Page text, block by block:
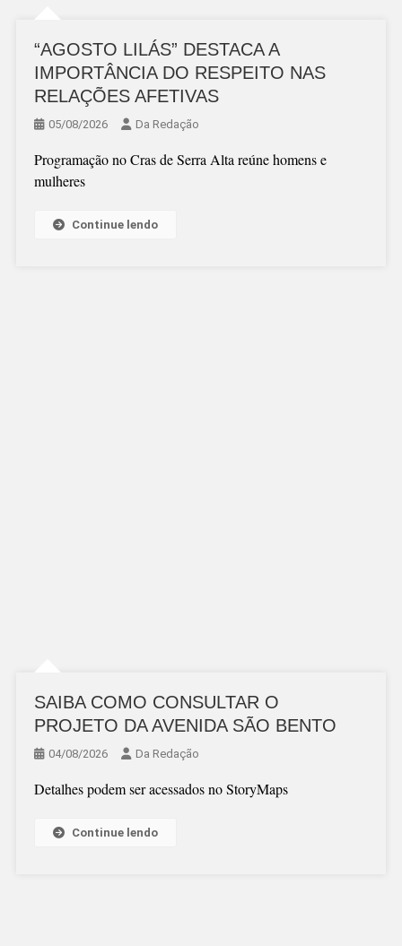
“AGOSTO LILÁS” DESTACA A
IMPORTÂNCIA DO RESPEITO NAS
RELAÇÕES AFETIVAS
05/08/2026 Da Redação
Programação no Cras de Serra Alta reúne homens e
mulheres
Continue lendo
SAIBA COMO CONSULTAR O
PROJETO DA AVENIDA SÃO BENTO
04/08/2026 Da Redação
Detalhes podem ser acessados no StoryMaps
Continue lendo